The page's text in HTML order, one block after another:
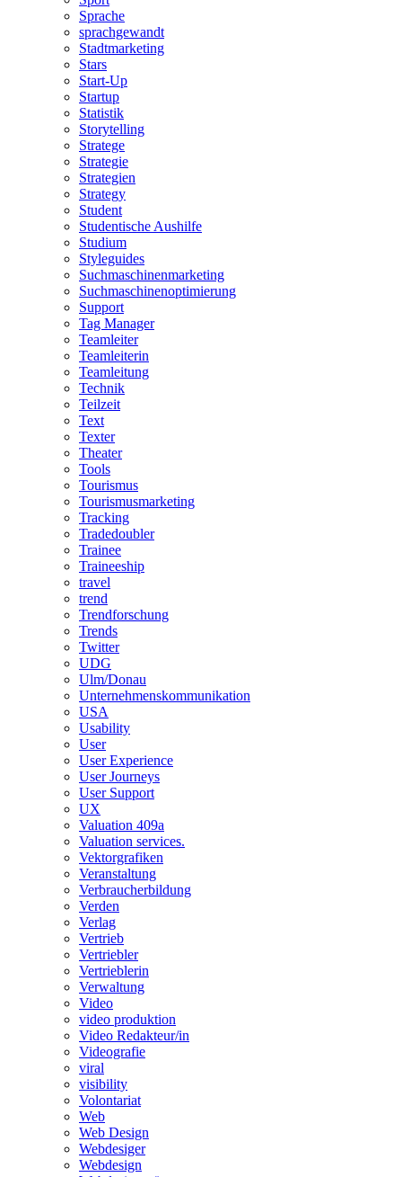
Sprache
sprachgewandt
Stadtmarketing
Stars
Start-Up
Startup
Statistik
Storytelling
Stratege
Strategie
Strategien
Strategy
Student
Studentische Aushilfe
Studium
Styleguides
Suchmaschinenmarketing
Suchmaschinenoptimierung
Support
Tag Manager
Teamleiter
Teamleiterin
Teamleitung
Technik
Teilzeit
Text
Texter
Theater
Tools
Tourismus
Tourismusmarketing
Tracking
Tradedoubler
Trainee
Traineeship
travel
trend
Trendforschung
Trends
Twitter
UDG
Ulm/Donau
Unternehmenskommunikation
USA
Usability
User
User Experience
User Journeys
User Support
UX
Valuation 409a
Valuation services.
Vektorgrafiken
Veranstaltung
Verbraucherbildung
Verden
Verlag
Vertrieb
Vertriebler
Vertrieblerin
Verwaltung
Video
video produktion
Video Redakteur/in
Videografie
viral
visibility
Volontariat
Web
Web Design
Webdesiger
Webdesign